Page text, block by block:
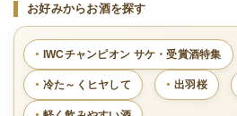
お好みからお酒を探す
IWCチャンピオン サケ・受賞酒特集
冷た～くヒヤして 出羽桜